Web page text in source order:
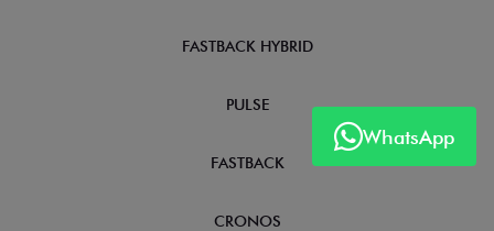
WhatsApp
FASTBACK HYBRID
PULSE
FASTBACK
CRONOS